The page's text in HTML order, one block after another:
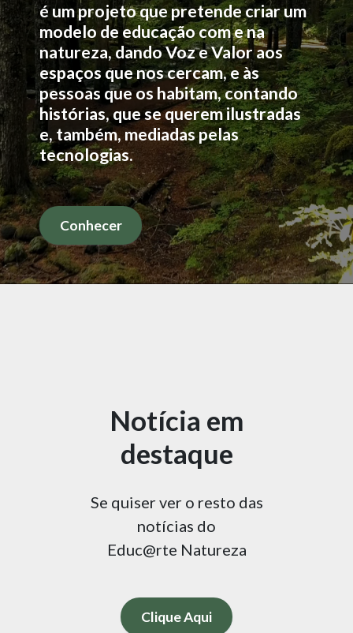
é um projeto que pretende criar um
modelo de educação com e na
natureza, dando Voz e Valor aos
espaços que nos cercam, e às
pessoas que os habitam, contando
histórias, que se querem ilustradas
e, também, mediadas pelas
tecnologias.
Conhecer
Notícia em
destaque
Se quiser ver o resto das
notícias do
Educ@rte Natureza
Clique Aqui